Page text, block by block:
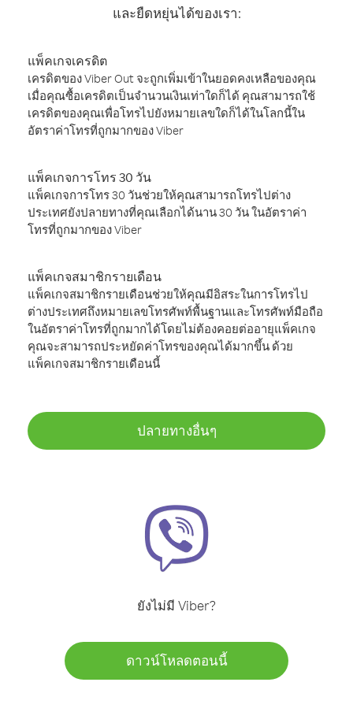
และยืดหยุ่นได้ของเรา:
แพ็คเกจเครดิต
เครดิตของ Viber Out จะถูกเพิ่มเข้าในยอดคงเหลือของคุณ
เมื่อคุณซื้อเครดิตเป็นจำนวนเงินเท่าใดก็ได้ คุณสามารถใช้
เครดิตของคุณเพื่อโทรไปยังหมายเลขใดก็ได้ในโลกนี้ใน
อัตราค่าโทรที่ถูกมากของ Viber
แพ็คเกจการโทร 30 วัน
แพ็คเกจการโทร 30 วันช่วยให้คุณสามารถโทรไปต่าง
ประเทศยังปลายทางที่คุณเลือกได้นาน 30 วัน ในอัตราค่า
โทรที่ถูกมากของ Viber
แพ็คเกจสมาชิกรายเดือน
แพ็คเกจสมาชิกรายเดือนช่วยให้คุณมีอิสระในการโทรไป
ต่างประเทศถึงหมายเลขโทรศัพท์พื้นฐานและโทรศัพท์มือถือ
ในอัตราค่าโทรที่ถูกมากได้โดยไม่ต้องคอยต่ออายุแพ็คเกจ
คุณจะสามารถประหยัดค่าโทรของคุณได้มากขึ้น ด้วย
แพ็คเกจสมาชิกรายเดือนนี้
ปลายทางอื่นๆ
ยังไม่มี Viber?
ดาวน์โหลดตอนนี้